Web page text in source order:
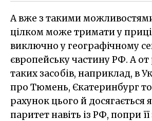
А вже з такими
цілком може тримати у
виключно у географічному
європейську частину РФ. А
таких засобів, наприклад, в
про Тюмень, Єкатеринбург
рахунок цього й досягається
паритет навіть із РФ, попри